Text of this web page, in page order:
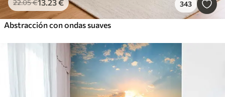
22.05€13 .23€ 343
Abstracción con ondas suaves